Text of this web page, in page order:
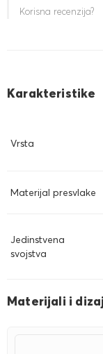
Korisna recenzija?
Karakteristike
Vrsta
Materijal presvlake
Jedinstvena
svojstva
Materijali i